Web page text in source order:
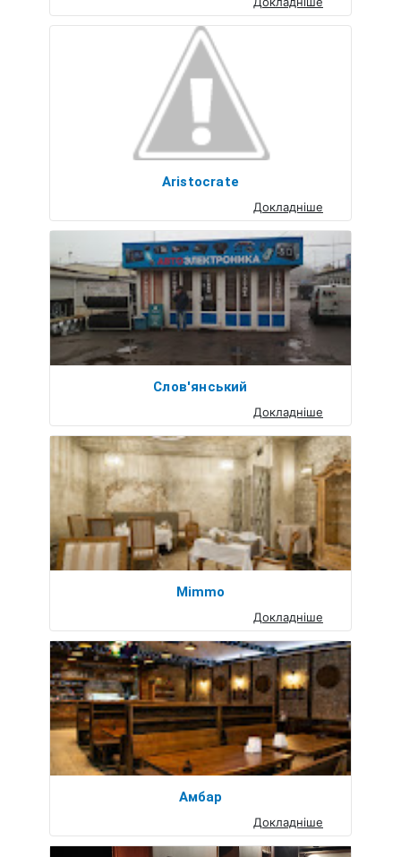
Aristocrate
Докладніше
Слов'янський
Докладніше
Mimmo
Докладніше
Амбар
Докладніше